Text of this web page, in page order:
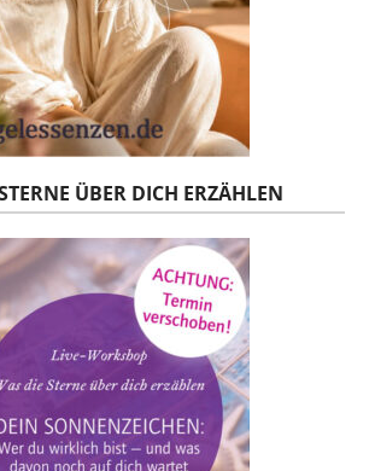
ÜBER DICH ERZÄHLEN